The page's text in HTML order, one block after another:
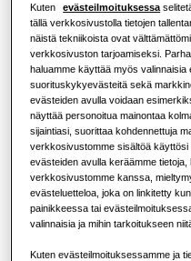
RATKAISUJA
Ilmastointiratkaisut
Ohjauslaitteet
Mikä
toimii?
Lämpöpumpun
Mikä on
toimii?
KAUPALLISET
Hotellit
Tietoja
KAPASITEETTI 1.7kW
LSP kanavoitava
AM017DNLDKGEU
Käytettävissä oleva
1.7kW
Kuten evästeilmoituksessa
tällä verkkosivustolla tietojen
näistä tekniikoista ovat
verkkosivuston tarjoamiseksi.
haluamme käyttää myös
suorituskykyevästeitä sekä
evästeiden avulla voidaan
näyttää personoitua mainontaa
sijaintiasi, suorittaa kohdennettuja
verkkosivustomme sisältöä käyttösi
evästeiden avulla keräämme
verkkosivustomme kanssa,
evästeluetteloa, joka on linkitetty
painikkeessa tai
valinnaisia ja mihin tarkoitukseen
Kuten evästeilmoituksessamme ja